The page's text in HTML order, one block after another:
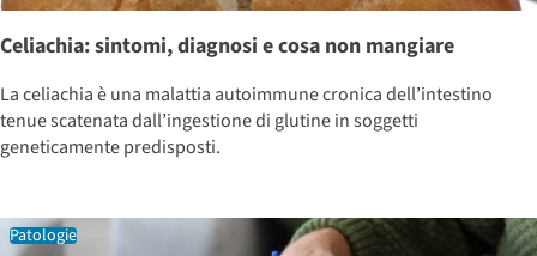
Celiachia: sintomi, diagnosi e cosa non mangiare
La celiachia è una malattia autoimmune cronica dell’intestino
tenue scatenata dall’ingestione di glutine in soggetti
geneticamente predisposti.
Patologie